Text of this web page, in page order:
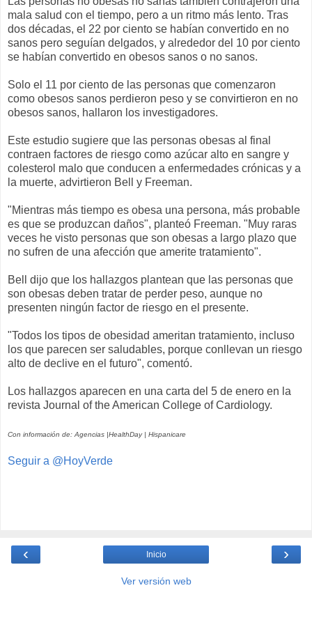
mala salud con el tiempo, pero a un ritmo más lento. Tras
dos décadas, el 22 por ciento se habían convertido en no
sanos pero seguían delgados, y alrededor del 10 por ciento
se habían convertido en obesos sanos o no sanos.
Solo el 11 por ciento de las personas que comenzaron
como obesos sanos perdieron peso y se convirtieron en no
obesos sanos, hallaron los investigadores.
Este estudio sugiere que las personas obesas al final
contraen factores de riesgo como azúcar alto en sangre y
colesterol malo que conducen a enfermedades crónicas y a
la muerte, advirtieron Bell y Freeman.
"Mientras más tiempo es obesa una persona, más probable
es que se produzcan daños", planteó Freeman. "Muy raras
veces he visto personas que son obesas a largo plazo que
no sufren de una afección que amerite tratamiento".
Bell dijo que los hallazgos plantean que las personas que
son obesas deben tratar de perder peso, aunque no
presenten ningún factor de riesgo en el presente.
"Todos los tipos de obesidad ameritan tratamiento, incluso
los que parecen ser saludables, porque conllevan un riesgo
alto de declive en el futuro", comentó.
Los hallazgos aparecen en una carta del 5 de enero en la
revista Journal of the American College of Cardiology.
Con información de: Agencias |HealthDay | Hispanicare
Seguir a @HoyVerde
‹ ›
Inicio
Ver versión web